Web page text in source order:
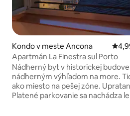
Kondo v meste Ancona
Apartmán La Finestra sul Porto
Nádherný byt v historickej
nádherným výhľadom na more.
ako miesto na pešej zóne.
Platené parkovanie sa nachádza